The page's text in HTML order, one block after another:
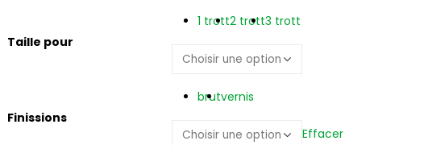
Taille pour
1 trott2 trott3 trott
Finissions
brutvernis
Effacer